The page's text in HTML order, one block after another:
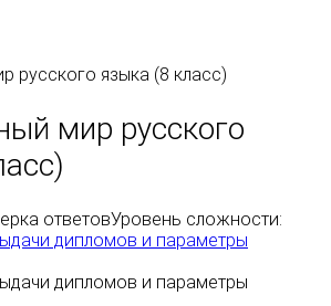
русского языка (8 класс)
мир русского
ответовУровень сложности:
дипломов и параметры
дипломов и параметры